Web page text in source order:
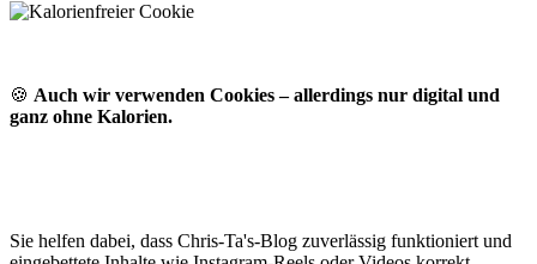
🍪 Auch wir verwenden Cookies – allerdings nur digital und
ganz ohne Kalorien.
Sie helfen dabei, dass Chris-Ta's-Blog zuverlässig funktioniert und